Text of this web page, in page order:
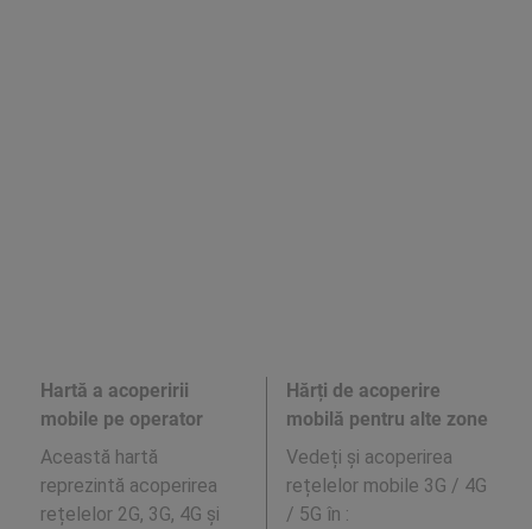
Hartă a acoperirii
mobile pe operator
Această hartă
reprezintă acoperirea
rețelelor 2G, 3G, 4G și
Hărți de acoperire
mobilă pentru alte zone
Vedeți și acoperirea
rețelelor mobile 3G / 4G
/ 5G în :